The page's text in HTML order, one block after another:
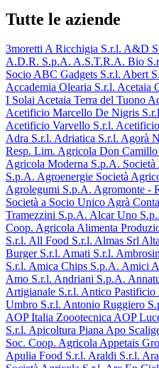
Tutte le aziende
3morettiA Ricchigia S.r.l. A&D
A.D.R. S.p.A. A.S.T.R.A. Bio
SocioABC Gadgets S.r.l. Abert
Accademia Olearia S.r.l. Acetaia
I SolaiAcetaia Terra del Tuono
Acetificio Marcello De Nigris
Acetificio Varvello S.r.l.
Adra S.r.l. Adriatica S.r.l. Agorà
Resp. Lim. Agricola Don Camillo
Agricola Moderna S.p.A. Società
S.p.A. Agroenergie Società
Agrolegumi S.p.A. Agromonte -
Società a Socio UnicoAgrà
Tramezzini S.p.A. Alcar Uno
Coop. AgricolaAlimenta
S.r.l. All Food S.r.l. Almas Srl
Burger S.r.l. Amati S.r.l.
S.r.l. Amica Chips S.p.A. Amici
Amo S.r.l. Andriani S.p.A.
Artigianale S.r.l. Antico
Umbro S.r.l. Antonio Ruggiero
AOP Italia ZoootecnicaAOP
S.r.l. Apicoltura PianaApo
Soc. Coop. AgricolaAppetais
Apulia Food S.r.l. Araldi S.r.l.